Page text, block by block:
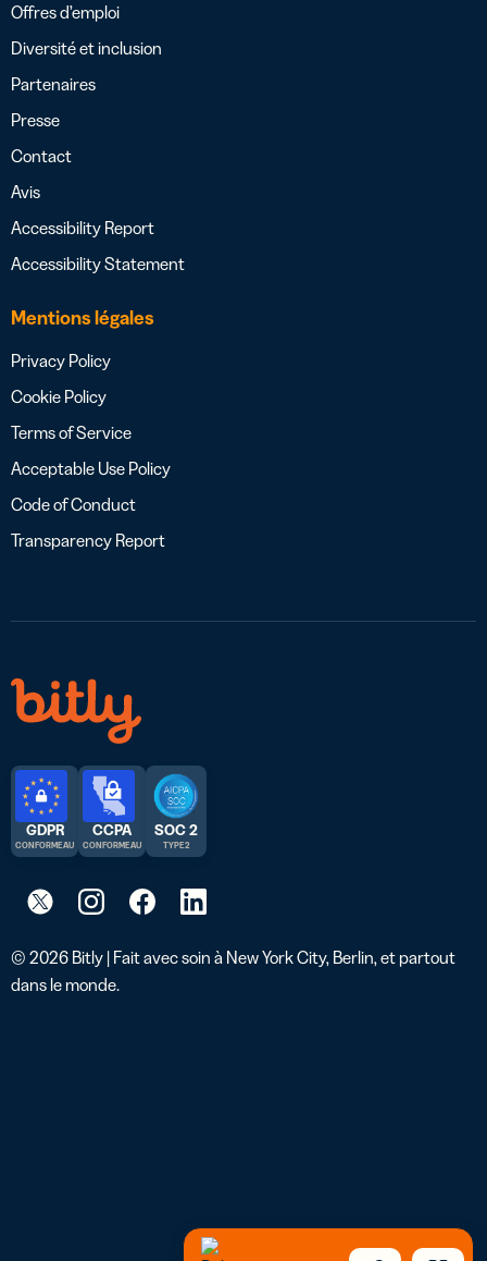
Offres d’emploi
Diversité et inclusion
Partenaires
Presse
Contact
Avis
Accessibility Report
Accessibility Statement
Mentions légales
Privacy Policy
Cookie Policy
Terms of Service
Acceptable Use Policy
Code of Conduct
Transparency Report
© 2026 Bitly | Fait avec soin à New York City, Berlin, et partout
dans le monde.
GDPR
CONFORME AU
CCPA
CONFORME AU
SOC 2
TYPE 2